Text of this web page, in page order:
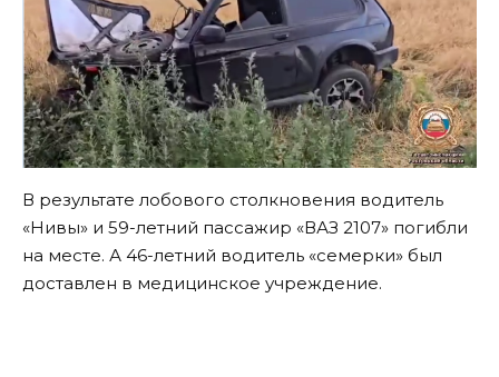
В результате лобового столкновения водитель
«Нивы» и 59-летний пассажир «ВАЗ 2107» погибли
на месте. А 46-летний водитель «семерки» был
доставлен в медицинское учреждение.